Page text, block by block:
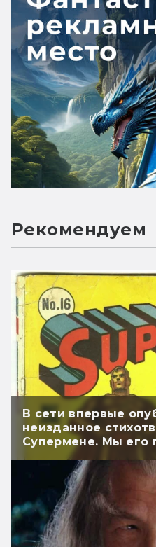
Рекомендуем
В сети впервые
неизданное
Супермене. Мы его